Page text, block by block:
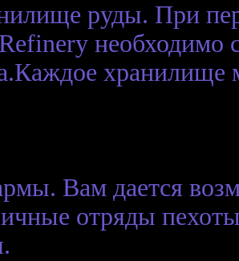
руды. При
необходимо
хранилище
Вам дается
отряды